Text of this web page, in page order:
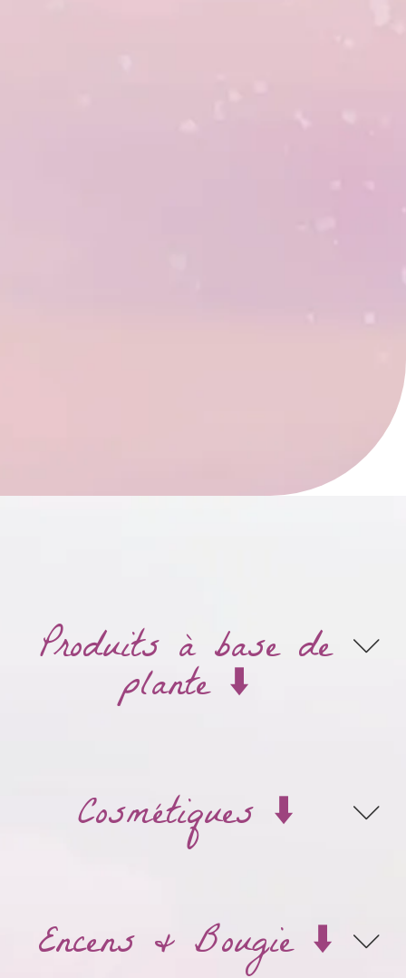
Produits à base de
plante ⬇️
Cosmétiques ⬇️
Encens & Bougie ⬇️